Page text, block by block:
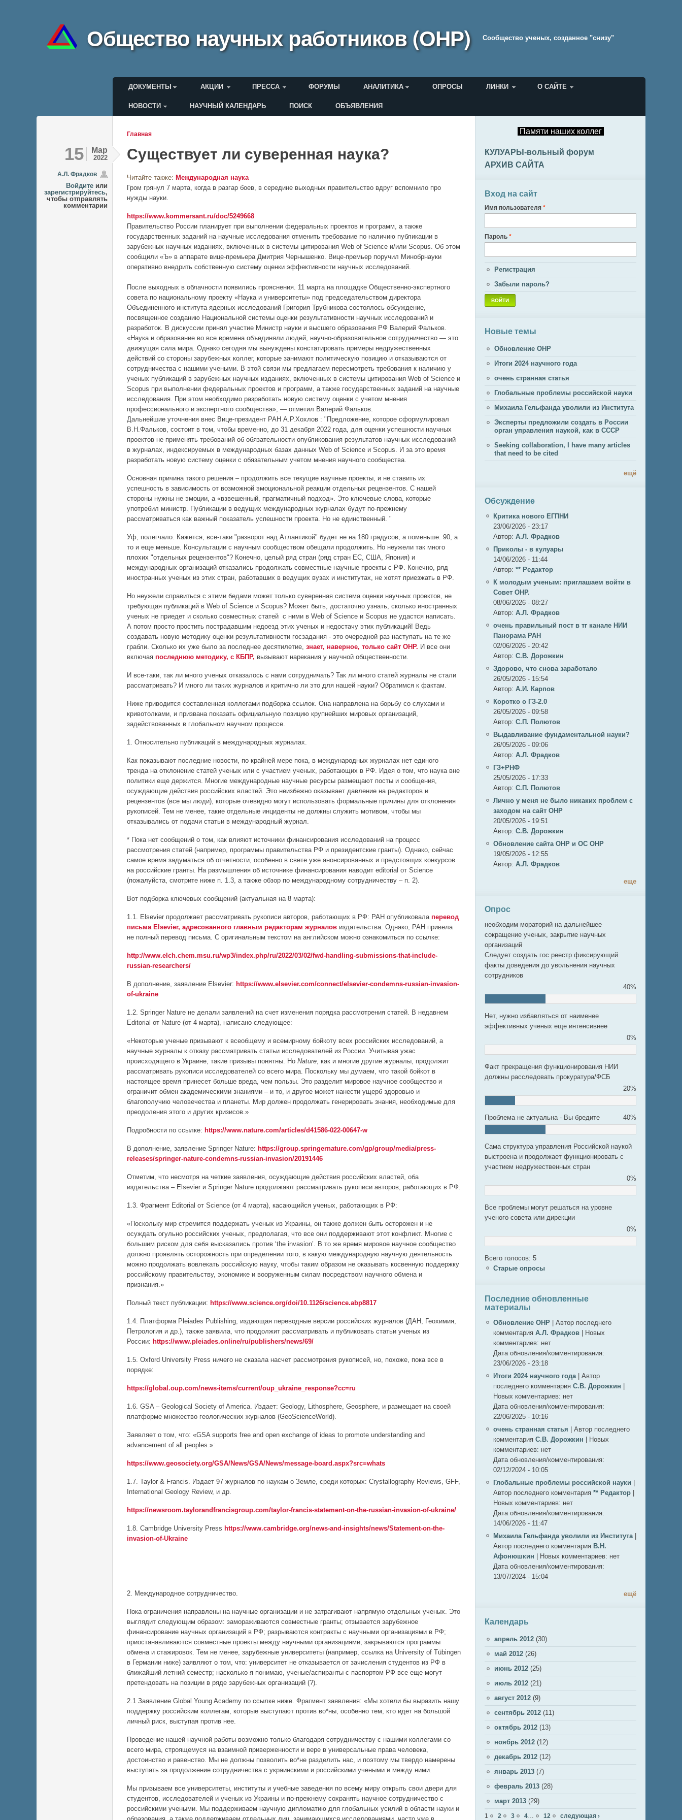
Общество научных работников (ОНР) Cообщество ученых, созданное "снизу"
Главное меню
ДОКУМЕНТЫ АКЦИИ ПРЕССА ФОРУМЫ АНАЛИТИКА ОПРОСЫ ЛИНКИ О САЙТЕ
Меню пользователя
НОВОСТИ НАУЧНЫЙ КАЛЕНДАРЬ ПОИСК ОБЪЯВЛЕНИЯ
Вы здесь
Главная
15 Мар
2022
А.Л. Фрадков
Войдите или
зарегистрируйтесь,
чтобы отправлять
комментарии
Существует ли суверенная наука?
Читайте также: Международная наука
Гром грянул 7 марта, когда в разгар боев, в середине выходных правительство вдруг вспомнило про
нужды науки.
https://www.kommersant.ru/doc/5249668
Правительство России планирует при выполнении федеральных проектов и программ, а также
государственных заданий на научные исследования отменить требование по наличию публикации в
зарубежных научных изданиях, включенных в системы цитирования Web of Science и/или Scopus. Об этом
сообщили «Ъ» в аппарате вице-премьера Дмитрия Чернышенко. Вице-премьер поручил Минобрнауки
оперативно внедрить собственную систему оценки эффективности научных исследований.
После выходных в облачности появились прояснения. 11 марта на площадке Общественно-экспертного
совета по национальному проекту «Наука и университеты» под председательством директора
Объединенного института ядерных исследований Григория Трубникова состоялось обсуждение,
посвященное созданию Национальной системы оценки результативности научных исследований и
разработок. В дискуссии принял участие Министр науки и высшего образования РФ Валерий Фальков.
«Наука и образование во все времена объединяли людей, научно-образовательное сотрудничество — это
движущая сила мира. Однако сегодня мы вынуждены констатировать примеры недружественных
действий со стороны зарубежных коллег, которые занимают политическую позицию и отказываются от
сотрудничества с нашими учеными. В этой связи мы предлагаем пересмотреть требования к наличию у
ученых публикаций в зарубежных научных изданиях, включенных в системы цитирования Web of Science и
Scopus при выполнении федеральных проектов и программ, а также государственных заданий на научные
исследования. При этом необходимо разработать новую систему оценки с учетом мнения
профессионального и экспертного сообщества», — отметил Валерий Фальков.
Дальнейшие уточнения внес Вице-президент РАН А.Р.Хохлов : " Предложение, которое сформулировал
В.Н.Фальков, состоит в том, чтобы временно, до 31 декабря 2022 года, для оценки успешности научных
проектов не применять требований об обязательности опубликования результатов научных исследований
в журналах, индексируемых в международных базах данных Web of Science и Scopus. И за это время
разработать новую систему оценки с обязательным учетом мнения научного сообщества.
Основная причина такого решения – продолжить все текущие научные проекты, и не ставить их
успешность в зависимость от возможной эмоциональной реакции отдельных рецензентов. С нашей
стороны нужны не эмоции, а «взвешенный, прагматичный подход». Это ключевые слова, которые
употребил министр. Публикации в ведущих международных журналах будут по-прежнему
рассматриваться как важный показатель успешности проекта. Но не единственный. "
Уф, полегчало. Кажется, все-таки "разворот над Атлантикой" будет не на 180 градусов, а поменьше: 90, а
то и еще меньше. Консультации с научным сообществом обещали продолжить. Но неужели так много
плохих "отдельных рецензентов"? Конечно, целый ряд стран (ряд стран ЕС, США, Япония) и
международных организаций отказались продолжать совместные научные проекты с РФ. Конечно, ряд
иностранных ученых из этих стран, работавших в ведущих вузах и институтах, не хотят приезжать в РФ.
Но неужели справиться с этими бедами может только суверенная система оценки научных проектов, не
требующая публикаций в Web of Science и Scopus? Может быть, достаточно узнать, сколько иностранных
ученых не приедет и сколько совместных статей с ними в Web of Science и Scopus не удастся написать.
А потом просто простить пострадавшим недоезд этих ученых и недостачу этих публикаций! Ведь
создавать новую методику оценки результативности госзадания - это очередной раз наступать на те же
грабли. Сколько их уже было за последнее десятилетие, знает, наверное, только сайт ОНР. И все они
включая последнюю методику, с КБПР, вызывают нарекания у научной общественности.
И все-таки, так ли много ученых отказалось с нами сотрудничать? Так ли много статей журналы не стали
рассматривать? И много ли таких журналов и критично ли это для нашей науки? Обратимся к фактам.
Ниже приводится составленная коллегами подборка ссылок. Она направлена на борьбу со слухами и
кривотолками, и призвана показать официальную позицию крупнейших мировых организаций,
задействованных в глобальном научном процессе.
1. Относительно публикаций в международных журналах.
Как показывают последние новости, по крайней мере пока, в международных журналах нет единого
тренда на отклонение статей ученых или с участием ученых, работающих в РФ. Идея о том, что наука вне
политики еще держится. Многие международные научные ресурсы размещают посты и сообщения,
осуждающие действия российских властей. Это неизбежно оказывает давление на редакторов и
рецензентов (все мы люди), которые очевидно могут использовать формальные причины для отклонения
рукописей. Тем не менее, такие отдельные инциденты не должны служить мотивом, чтобы мы
отказывались от подачи статьи в международный журнал.
* Пока нет сообщений о том, как влияют источники финансирования исследований на процесс
рассмотрения статей (например, программы правительства РФ и президентские гранты). Однако, сейчас
самое время задуматься об отчетности, особенно в свете уже анонсированных и предстоящих конкурсов
на российские гранты. На размышления об источнике финансирования наводит editorial от Science
(пожалуйста, смотрите ниже п. 1.3, а также обзор по международному сотрудничеству – п. 2).
Вот подборка ключевых сообщений (актуальная на 8 марта):
1.1. Elsevier продолжает рассматривать рукописи авторов, работающих в РФ: РАН опубликовала перевод
письма Elsevier, адресованного главным редакторам журналов издательства. Однако, РАН привела
не полный перевод письма. С оригинальным текстом на английском можно ознакомиться по ссылке:
http://www.elch.chem.msu.ru/wp3/index.php/ru/2022/03/02/fwd-handling-submissions-that-include-
russian-researchers/
В дополнение, заявление Elsevier: https://www.elsevier.com/connect/elsevier-condemns-russian-invasion-
of-ukraine
1.2. Springer Nature не делали заявлений на счет изменения порядка рассмотрения статей. В недавнем
Editorial от Nature (от 4 марта), написано следующее:
«Некоторые ученые призывают к всеобщему и всемирному бойкоту всех российских исследований, а
научные журналы к отказу рассматривать статьи исследователей из России. Учитывая ужас
происходящего в Украине, такие призывы понятны. Но Nature, как и многие другие журналы, продолжит
рассматривать рукописи исследователей со всего мира. Поскольку мы думаем, что такой бойкот в
настоящее время принесет больше вреда, чем пользы. Это разделит мировое научное сообщество и
ограничит обмен академическими знаниями – и то, и другое может нанести ущерб здоровью и
благополучию человечества и планеты. Мир должен продолжать генерировать знания, необходимые для
преодоления этого и других кризисов.»
Подробности по ссылке: https://www.nature.com/articles/d41586-022-00647-w
В дополнение, заявление Springer Nature: https://group.springernature.com/gp/group/media/press-
releases/springer-nature-condemns-russian-invasion/20191446
Отметим, что несмотря на четкие заявления, осуждающие действия российских властей, оба
издательства – Elsevier и Springer Nature продолжают рассматривать рукописи авторов, работающих в РФ.
1.3. Фрагмент Editorial от Science (от 4 марта), касающийся ученых, работающих в РФ:
«Поскольку мир стремится поддержать ученых из Украины, он также должен быть осторожен и не
осуждать огульно российских ученых, предполагая, что все они поддерживают этот конфликт. Многие с
большим риском для себя высказались против ‘the invasion’. В то же время мировое научное сообщество
должно проявлять осторожность при определении того, в какую международную научную деятельность
можно продолжать вовлекать российскую науку, чтобы таким образом не оказывать косвенную поддержку
российскому правительству, экономике и вооруженным силам посредством научного обмена и
признания.»
Полный текст публикации: https://www.science.org/doi/10.1126/science.abp8817
1.4. Платформа Pleiades Publishing, издающая переводные версии российских журналов (ДАН, Геохимия,
Петрология и др.), также заявила, что продолжит рассматривать и публиковать статьи ученых из
России: https://www.pleiades.online/ru/publishers/news/69/
1.5. Oxford University Press ничего не сказала насчет рассмотрения рукописей, но, похоже, пока все в
порядке:
https://global.oup.com/news-items/current/oup_ukraine_response?cc=ru
1.6. GSA – Geological Society of America. Издает: Geology, Lithosphere, Geosphere, и размещает на своей
платформе множество геологических журналов (GeoScienceWorld).
Заявляет о том, что: «GSA supports free and open exchange of ideas to promote understanding and
advancement of all peoples.»:
https://www.geosociety.org/GSA/News/GSA/News/message-board.aspx?src=whats
1.7. Taylor & Francis. Издает 97 журналов по наукам о Земле, среди которых: Crystallography Reviews, GFF,
International Geology Review, и др.
https://newsroom.taylorandfrancisgroup.com/taylor-francis-statement-on-the-russian-invasion-of-ukraine/
1.8. Cambridge University Press https://www.cambridge.org/news-and-insights/news/Statement-on-the-
invasion-of-Ukraine
2. Международное сотрудничество.
Пока ограничения направлены на научные организации и не затрагивают напрямую отдельных ученых. Это
выглядит следующим образом: замораживаются совместные гранты; отзывается зарубежное
финансирование научных организаций в РФ; разрываются контракты с научными организациями в РФ;
приостанавливаются совместные проекты между научными организациями; закрываются программы
обмена и стажировок. Тем не менее, зарубежные университеты (например, ссылка на University of Tübingen
в Германии ниже) заявляют о том, что: университет не отказывается от зачисления студентов из РФ в
ближайший летний семестр; насколько я понимаю, ученые/аспиранты с паспортом РФ все еще могут
претендовать на позиции в ряде зарубежных организаций (?).
2.1 Заявление Global Young Academy по ссылке ниже. Фрагмент заявления: «Мы хотели бы выразить нашу
поддержку российским коллегам, которые выступают против во*ны, особенно тем, кто идет на большой
личный риск, выступая против нее.
Проведение нашей научной работы возможно только благодаря сотрудничеству с нашими коллегами со
всего мира, строящемуся на взаимной приверженности и вере в универсальные права человека,
достоинство и равенство. Мы не должны позволить во*не разделить нас, и поэтому мы твердо намерены
выступать за продолжение сотрудничества с украинскими и российскими учеными и между ними.
Мы призываем все университеты, институты и учебные заведения по всему миру открыть свои двери для
студентов, исследователей и ученых из Украины и по-прежнему сохранять научное сотрудничество с
российскими учеными. Мы поддерживаем научную дипломатию для глобальных усилий в области науки и
Памяти наших коллег
КУЛУАРЫ-вольный форум
АРХИВ САЙТА
Вход на сайт
Имя пользователя *
Пароль *
Регистрация
Забыли пароль?
Новые темы
Обновление ОНР
Итоги 2024 научного года
очень странная статья
Глобальные проблемы российской науки
Михаила Гельфанда уволили из Института
Эксперты предложили создать в России
орган управления наукой, как в СССР
Seeking collaboration, I have many articles
that need to be cited
ещё
Обсуждение
Критика нового ЕГПНИ
23/06/2026 - 23:17
Автор: А.Л. Фрадков
Приколы - в кулуары
14/06/2026 - 11:44
Автор: ** Редактор
К молодым ученым: приглашаем войти в
Совет ОНР.
08/06/2026 - 08:27
Автор: А.Л. Фрадков
очень правильный пост в тг канале НИИ
Панорама РАН
02/06/2026 - 20:42
Автор: С.В. Дорожкин
Здорово, что снова заработало
26/05/2026 - 15:54
Автор: А.И. Карпов
Коротко о ГЗ-2.0
26/05/2026 - 09:58
Автор: C.П. Полютов
Выдавливание фундаментальной науки?
26/05/2026 - 09:06
Автор: А.Л. Фрадков
ГЗ+РНФ
25/05/2026 - 17:33
Автор: C.П. Полютов
Лично у меня не было никаких проблем с
заходом на сайт ОНР
20/05/2026 - 19:51
Автор: С.В. Дорожкин
Обновление сайта ОНР и ОС ОНР
19/05/2026 - 12:55
Автор: А.Л. Фрадков
еще
Опрос
необходим мораторий на дальнейшее
сокращение ученых, закрытие научных
организаций
Следует создать гос реестр фиксирующий
факты доведения до увольнения научных
сотрудников
40%
Нет, нужно избавляться от наименее
эффективных ученых еще интенсивнее
0%
Факт прекращения функционирования НИИ
должны расследовать прокуратура/ФСБ
20%
Проблема не актуальна - Вы бредите 40%
Сама структура управления Российской наукой
выстроена и продолжает функционировать с
участием недружественных стран
0%
Все проблемы могут решаться на уровне
ученого совета или дирекции
0%
Всего голосов: 5
Старые опросы
Последние обновленные
материалы
Обновление ОНР
Автор последнего
комментария А.Л. Фрадков
Новых
комментариев: нет
Дата обновления/комментирования:
23/06/2026 - 23:18
Итоги 2024 научного года
Автор
последнего комментария С.В. Дорожкин
Новых комментариев: нет
Дата обновления/комментирования:
22/06/2025 - 10:16
очень странная статья
Автор последнего
комментария С.В. Дорожкин
Новых
комментариев: нет
Дата обновления/комментирования:
02/12/2024 - 10:05
Глобальные проблемы российской науки
Автор последнего комментария ** Редактор
Новых комментариев: нет
Дата обновления/комментирования:
14/06/2026 - 11:47
Михаила Гельфанда уволили из Института
Автор последнего комментария В.Н.
Афонюшкин
Новых комментариев: нет
Дата обновления/комментирования:
13/07/2024 - 15:04
ещё
Календарь
апрель 2012 (30)
май 2012 (26)
июнь 2012 (25)
июль 2012 (21)
август 2012 (9)
сентябрь 2012 (11)
октябрь 2012 (13)
ноябрь 2012 (12)
декабрь 2012 (12)
январь 2013 (7)
февраль 2013 (28)
март 2013 (29)
Страницы
1 2 3 4 12 следующая ›